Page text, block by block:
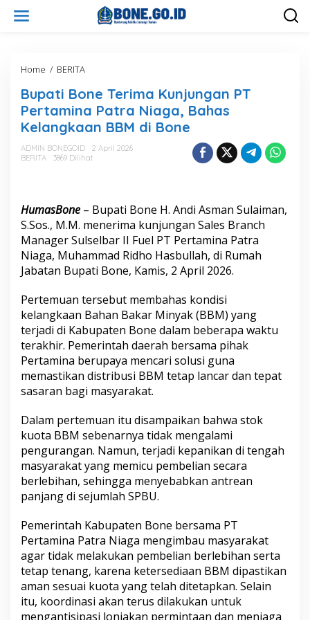
Home / BERITA
p
a
t
i
o
m
a
K
j
u
n
g
a
n
P
T
e
r
t
a
m
i
n
a
a
t
r
a
N
a
g
Bupati Bone Terima Kunjungan PT
Pertamina Patra Niaga, Bahas
Kelangkaan BBM di Bone
ADMIN BONEGOID
2 April 2026
BERITA
3869 Dilihat
HumasBone – Bupati Bone H. Andi Asman Sulaiman,
S.Sos., M.M. menerima kunjungan Sales Branch
Manager Sulselbar II Fuel PT Pertamina Patra
Niaga, Muhammad Ridho Hasbullah, di Rumah
Jabatan Bupati Bone, Kamis, 2 April 2026.
Pertemuan tersebut membahas kondisi
kelangkaan Bahan Bakar Minyak (BBM) yang
terjadi di Kabupaten Bone dalam beberapa waktu
terakhir. Pemerintah daerah bersama pihak
Pertamina berupaya mencari solusi guna
memastikan distribusi BBM tetap lancar dan tepat
sasaran bagi masyarakat.
Dalam pertemuan itu disampaikan bahwa stok
kuota BBM sebenarnya tidak mengalami
pengurangan. Namun, terjadi kepanikan di tengah
masyarakat yang memicu pembelian secara
berlebihan, sehingga menyebabkan antrean
panjang di sejumlah SPBU.
Pemerintah Kabupaten Bone bersama PT
Pertamina Patra Niaga mengimbau masyarakat
agar tidak melakukan pembelian berlebihan serta
tetap tenang, karena ketersediaan BBM dipastikan
aman sesuai kuota yang telah ditetapkan. Selain
itu, koordinasi akan terus dilakukan untuk
mengantisipasi lonjakan permintaan dan menjaga